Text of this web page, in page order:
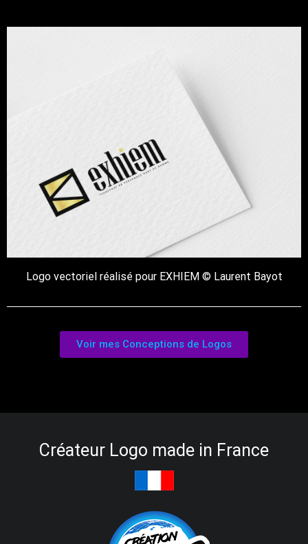
Logo vectoriel réalisé pour EXHIEM © Laurent Bayot
Voir mes Conceptions de Logos
Créateur Logo made in France